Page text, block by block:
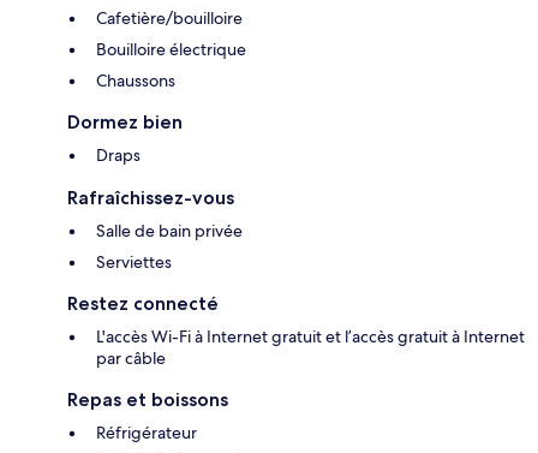
Cafetière/bouilloire
Bouilloire électrique
Chaussons
Dormez bien
Draps
Rafraîchissez-vous
Salle de bain privée
Serviettes
Restez connecté
L'accès Wi-Fi à Internet gratuit et l’accès gratuit à Internet
par câble
Repas et boissons
Réfrigérateur